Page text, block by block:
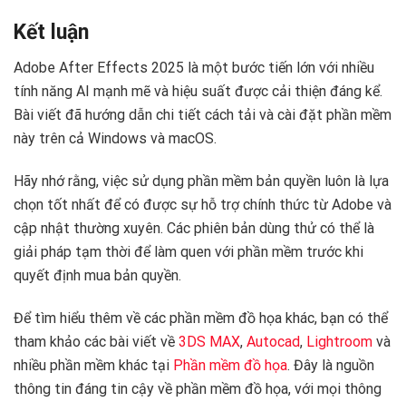
Kết luận
Adobe After Effects 2025 là một bước tiến lớn với nhiều
tính năng AI mạnh mẽ và hiệu suất được cải thiện đáng kể.
Bài viết đã hướng dẫn chi tiết cách tải và cài đặt phần mềm
này trên cả Windows và macOS.
Hãy nhớ rằng, việc sử dụng phần mềm bản quyền luôn là lựa
chọn tốt nhất để có được sự hỗ trợ chính thức từ Adobe và
cập nhật thường xuyên. Các phiên bản dùng thử có thể là
giải pháp tạm thời để làm quen với phần mềm trước khi
quyết định mua bản quyền.
Để tìm hiểu thêm về các phần mềm đồ họa khác, bạn có thể
tham khảo các bài viết về 3DS MAX, Autocad, Lightroom và
nhiều phần mềm khác tại Phần mềm đồ họa. Đây là nguồn
thông tin đáng tin cậy về phần mềm đồ họa, với mọi thông